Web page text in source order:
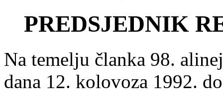
PREDSJEDNIK
Na temelju članka 98.
dana 12. kolovoza 1992.